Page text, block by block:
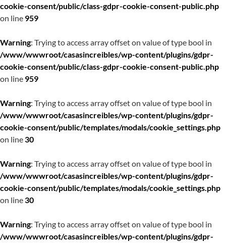
cookie-consent/public/class-gdpr-cookie-consent-public.php
on line 959
Warning: Trying to access array offset on value of type bool in
/www/wwwroot/casasincreibles/wp-content/plugins/gdpr-
cookie-consent/public/class-gdpr-cookie-consent-public.php
on line 959
Warning: Trying to access array offset on value of type bool in
/www/wwwroot/casasincreibles/wp-content/plugins/gdpr-
cookie-consent/public/templates/modals/cookie_settings.php
on line30
Warning: Trying to access array offset on value of type bool in
/www/wwwroot/casasincreibles/wp-content/plugins/gdpr-
cookie-consent/public/templates/modals/cookie_settings.php
on line30
Warning: Trying to access array offset on value of type bool in
/www/wwwroot/casasincreibles/wp-content/plugins/gdpr-